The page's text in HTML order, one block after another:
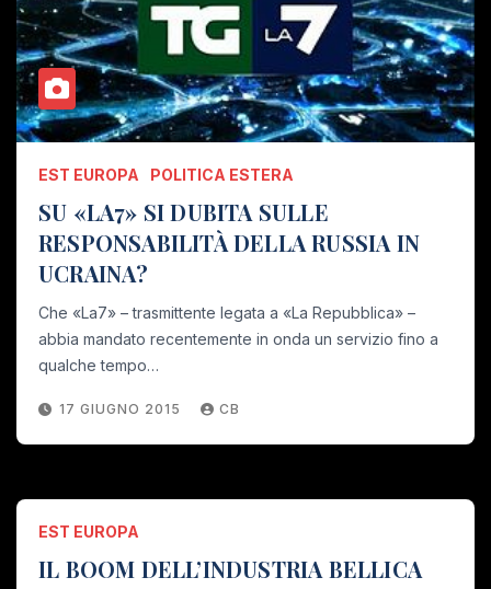
EST EUROPA POLITICA ESTERA
SU «LA7» SI DUBITA SULLE
RESPONSABILITÀ DELLA RUSSIA IN
UCRAINA?
Che «La7» – trasmittente legata a «La Repubblica» –
abbia mandato recentemente in onda un servizio fino a
qualche tempo…
17 GIUGNO 2015 CB
EST EUROPA
IL BOOM DELL’INDUSTRIA BELLICA